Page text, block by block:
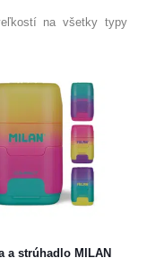
na všetky typy
a strúhadlo MILAN